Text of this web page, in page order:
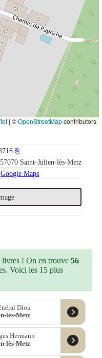
⎘
Saint-Julien-lès-Metz
Google Maps
| ©OpenStreetMapcontributors
livres ! On en trouve56
Voici les 15 plus
Diou
lès-Metz
Hermann
lès-Metz